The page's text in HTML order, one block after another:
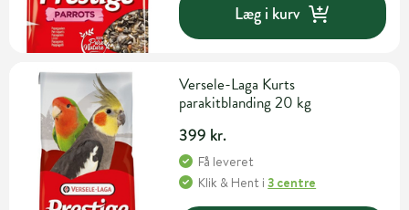
Læg i kurv
Versele-Laga Kurts
parakitblanding 20 kg
399 kr.
Få leveret
Klik & Hent i3 centre